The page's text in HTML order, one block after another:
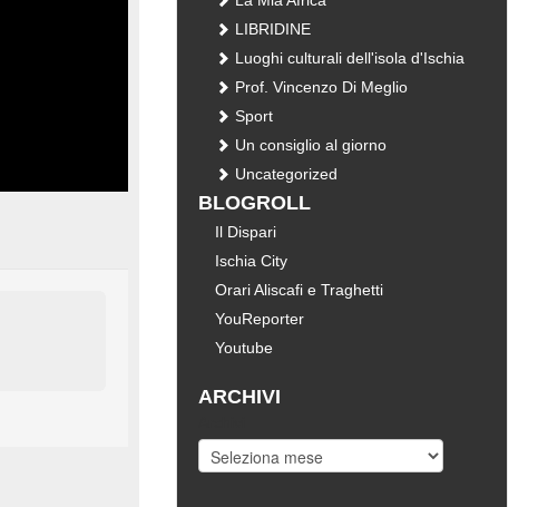
LIBRIDINE
Luoghi culturali dell'isola d'Ischia
Prof. Vincenzo Di Meglio
Sport
Un consiglio al giorno
Uncategorized
BLOGROLL
Il Dispari
Ischia City
Orari Aliscafi e Traghetti
YouReporter
Youtube
ARCHIVI